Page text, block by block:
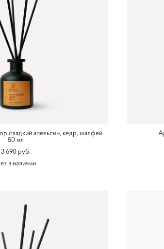
сладкий апельсин, кедр, шалфей
50 мл
3 690 pуб.
в наличии